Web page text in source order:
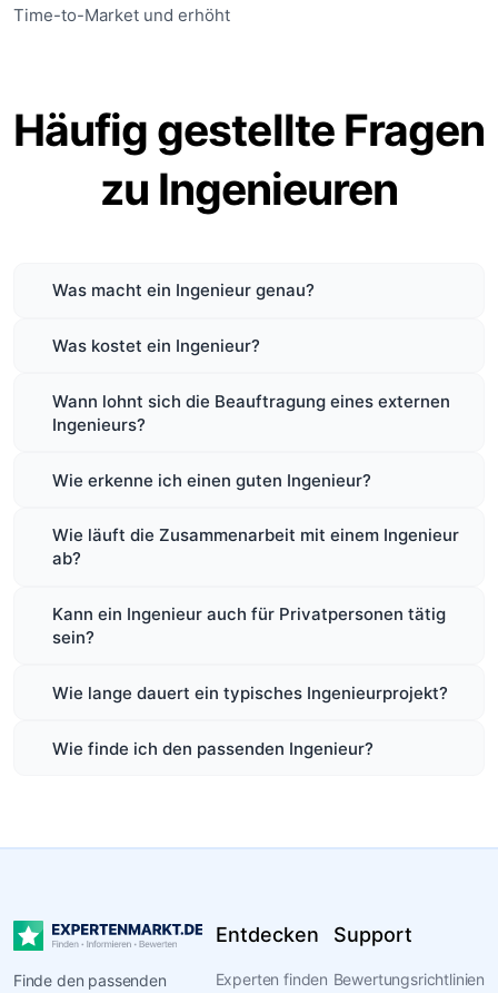
Time-to-Market und erhöht
Häufig gestellte Fragen
zu Ingenieuren
Was macht ein Ingenieur genau?
Was kostet ein Ingenieur?
Wann lohnt sich die Beauftragung eines externen
Ingenieurs?
Wie erkenne ich einen guten Ingenieur?
Wie läuft die Zusammenarbeit mit einem Ingenieur
ab?
Kann ein Ingenieur auch für Privatpersonen tätig
sein?
Wie lange dauert ein typisches Ingenieurprojekt?
Wie finde ich den passenden Ingenieur?
Finde den passenden
Entdecken
Experten finden
Support
Bewertungsrichtlinien